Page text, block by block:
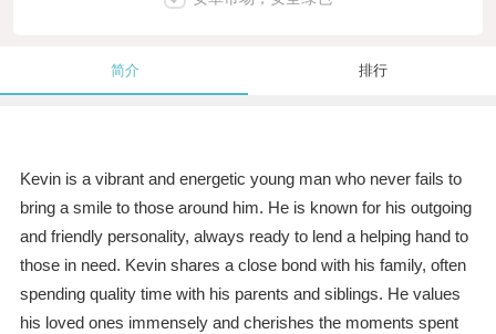
简介 排行
Kevin is a vibrant and energetic young man who never fails to
bring a smile to those around him. He is known for his outgoing
and friendly personality, always ready to lend a helping hand to
those in need. Kevin shares a close bond with his family, often
spending quality time with his parents and siblings. He values
his loved ones immensely and cherishes the moments spent